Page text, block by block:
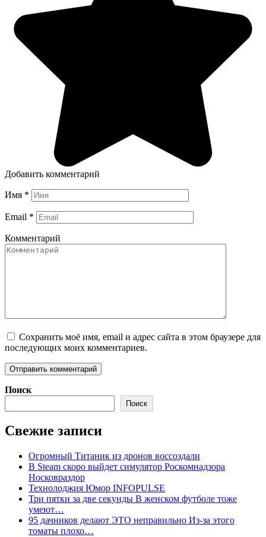
Добавить комментарий
Имя *
Email *
Комментарий
Сохранить моё имя, email и адрес сайта в этом браузере для
последующих моих комментариев.
Поиск
Поиск
Свежие записи
Огромный Титаник из дронов воссоздали
В Steam скоро выйдет симулятор Роскомнадзора
Носковраздор
Технолоджия Юмор INFOPULSE
Три пятки за две секунды В женском футболе тоже
умеют…
95 дачников делают ЭТО неправильно Из-за этого
томаты плохо…